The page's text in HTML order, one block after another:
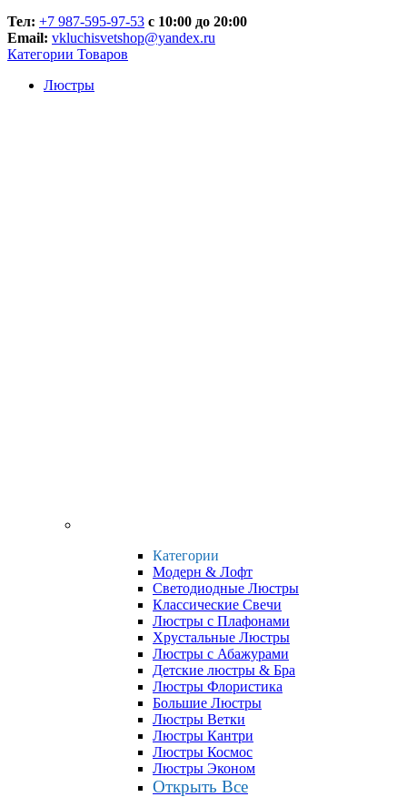
Тел: +7 987-595-97-53 с 10:00 до 20:00
Email: vkluchisvetshop@yandex.ru
Категории Товаров
Люстры
Категории
Модерн & Лофт
Светодиодные Люстры
Классические Свечи
Люстры с Плафонами
Хрустальные Люстры
Люстры с Абажурами
Детские люстры & Бра
Люстры Флористика
Большие Люстры
Люстры Ветки
Люстры Кантри
Люстры Космос
Люстры Эконом
Открыть Все